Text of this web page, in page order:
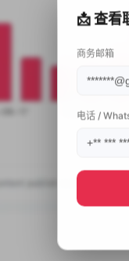
📩 查看
商务邮箱
电话 /